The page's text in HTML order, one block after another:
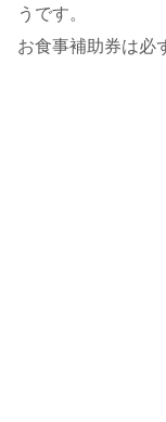
うです。
お食事補助券は必